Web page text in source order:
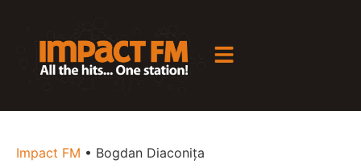
Impact FM • Bogdan Diaconița